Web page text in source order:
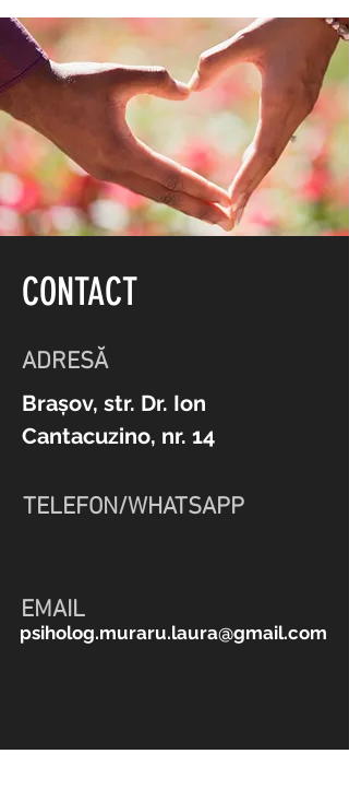
CONTACT
ADRESĂ
Brașov, str. Dr. Ion
Cantacuzino, nr. 14
TELEFON/WHATSAPP
EMAIL
psiholog.muraru.laura@gmail.com